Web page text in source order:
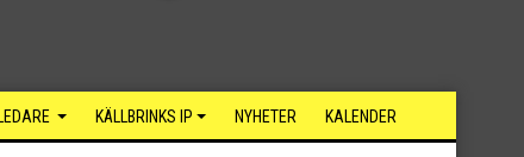
KÄLLBRINKS IP NYHETER KALENDER